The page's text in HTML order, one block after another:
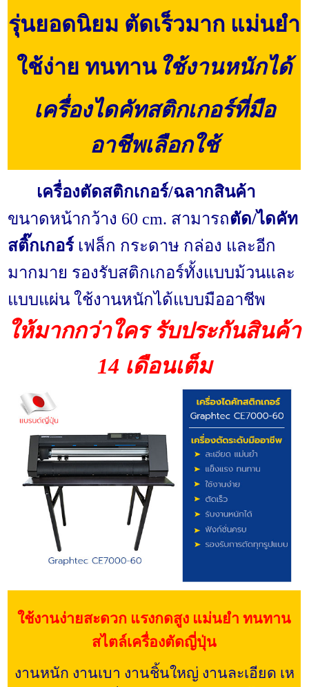
รุ่นยอดนิยม ตัดเร็วมาก แม่นยำ
ใช้ง่าย ทนทาน ใช้งานหนักได้
เครื่องไดคัทสติกเกอร์ที่มือ
อาชีพเลือกใช้
เครื่องตัดสติกเกอร์/ฉลากสินค้า
ขนาดหน้ากว้าง 60 cm. สามารถตัด/ไดคัท
สติ๊กเกอร์เฟล็ก กระดาษ กล่อง และอีก
มากมาย รองรับสติกเกอร์ทั้งแบบม้วนและ
แบบแผ่น ใช้งานหนักได้แบบมืออาชีพ
ให้มากกว่าใคร รับประกันสินค้า
14 เดือนเต็ม
ใช้งานง่ายสะดวก แรงกดสูง แม่นยำ ทนทาน
สไตล์เครื่องตัดญี่ปุ่น
งานหนัก งานเบา งานชิ้นใหญ่ งานละเอียด เห